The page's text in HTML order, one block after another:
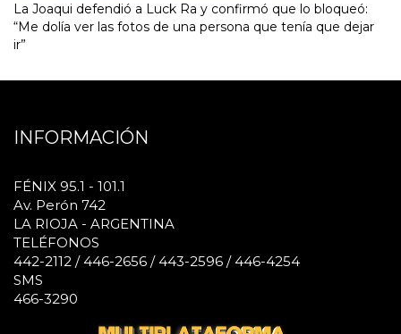
La Joaqui defendió a Luck Ra y confirmó que lo bloqueó:
“Me dolía ver las fotos de una persona que tenía que dejar
ir”
INFORMACIÓN
FÉNIX 95.1 - 101.1
Av. Perón 742
LA RIOJA - ARGENTINA
TELÉFONOS
442-2112 / 446-2656 / 443-2596 / 446-4254
SMS
466-3290